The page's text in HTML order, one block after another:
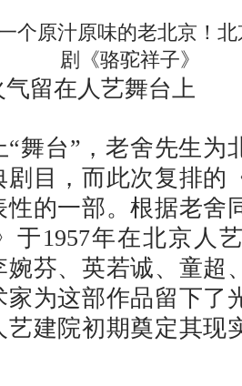
留在人艺舞台上
“舞台”，老舍先生为
剧目，而此次复排的
性的一部。根据老舍
于1957年在北京人
婉芬、英若诚、童超
家为这部作品留下了
艺建院初期奠定其现